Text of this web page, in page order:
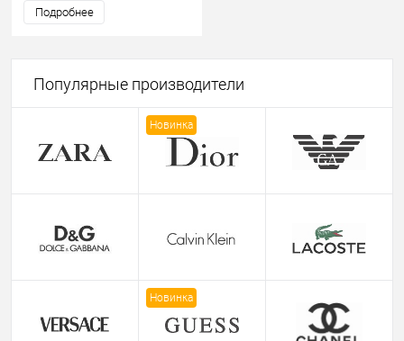
Подробнее
Популярные производители
Новинка
Новинка